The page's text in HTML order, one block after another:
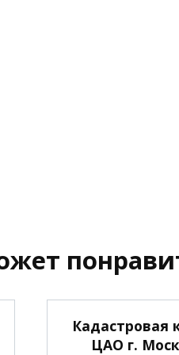
Кадастровая
ЦАО г.